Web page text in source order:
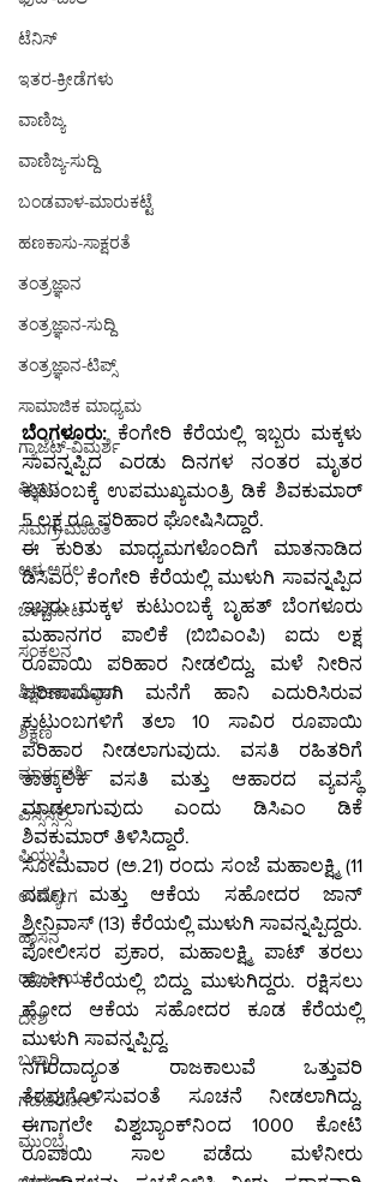
ಟೆನಿಸ್
ಇತರ-ಕ್ರೀಡೆಗಳು
ವಾಣಿಜ್ಯ
ವಾಣಿಜ್ಯ-ಸುದ್ದಿ
ಬಂಡವಾಳ-ಮಾರುಕಟ್ಟೆ
ಹಣಕಾಸು-ಸಾಕ್ಷರತೆ
ತಂತ್ರಜ್ಞಾನ
ತಂತ್ರಜ್ಞಾನ-ಸುದ್ದಿ
ತಂತ್ರಜ್ಞಾನ-ಟಿಪ್ಸ್
ಸಾಮಾಜಿಕ ಮಾಧ್ಯಮ
ಗ್ಯಾಜೆಟ್-ವಿಮರ್ಶೆ
ವಿಜ್ಞಾನ
ಸಮಗ್ರ-ಮಾಹಿತಿ
ಆಳ-ಅಗಲ
ಒಳನೋಟ
ಸಂಕಲನ
ಶಿಕ್ಷಣ-ಉದ್ಯೋಗ
ಶಿಕ್ಷಣ
ಮಾರ್ಗದರ್ಶಿ
ಎಸ್ಸೆಸ್ಸೆಲ್ಸಿ
ಪಿಯುಸಿ
ಉದ್ಯೋಗ
ಹಾಸನ
ರಾಜಕೀಯ
ದೇಶ
ಬಳ್ಳಾರಿ
ಗಡಚಿರೋಲಿ
ಮುಂಬೈ
ಬೆಂಗಳೂರು: ಕೆಂಗೇರಿ ಕೆರೆಯಲ್ಲಿ ಇಬ್ಬರು ಮಕ್ಕಳು
ಸಾವನ್ನಪ್ಪಿದ ಎರಡು ದಿನಗಳ ನಂತರ ಮೃತರ
ಕುಟುಂಬಕ್ಕೆ ಉಪಮುಖ್ಯಮಂತ್ರಿ ಡಿಕೆ ಶಿವಕುಮಾರ್
5 ಲಕ್ಷ ರೂ ಪರಿಹಾರ ಘೋಷಿಸಿದ್ದಾರೆ.
ಈ ಕುರಿತು ಮಾಧ್ಯಮಗಳೊಂದಿಗೆ ಮಾತನಾಡಿದ
ಡಿಸಿಎಂ, ಕೆಂಗೇರಿ ಕೆರೆಯಲ್ಲಿ ಮುಳುಗಿ ಸಾವನ್ನಪ್ಪಿದ
ಇಬ್ಬರು ಮಕ್ಕಳ ಕುಟುಂಬಕ್ಕೆ ಬೃಹತ್ ಬೆಂಗಳೂರು
ಮಹಾನಗರ ಪಾಲಿಕೆ (ಬಿಬಿಎಂಪಿ) ಐದು ಲಕ್ಷ
ರೂಪಾಯಿ ಪರಿಹಾರ ನೀಡಲಿದ್ದು, ಮಳೆ ನೀರಿನ
ಪರಿಣಾಮವಾಗಿ ಮನೆಗೆ ಹಾನಿ ಎದುರಿಸಿರುವ
ಕುಟುಂಬಗಳಿಗೆ ತಲಾ 10 ಸಾವಿರ ರೂಪಾಯಿ
ಪರಿಹಾರ ನೀಡಲಾಗುವುದು. ವಸತಿ ರಹಿತರಿಗೆ
ತಾತ್ಕಾಲಿಕ ವಸತಿ ಮತ್ತು ಆಹಾರದ ವ್ಯವಸ್ಥೆ
ಮಾಡಲಾಗುವುದು ಎಂದು ಡಿಸಿಎಂ ಡಿಕೆ
ಶಿವಕುಮಾರ್ ತಿಳಿಸಿದ್ದಾರೆ.
ಸೋಮವಾರ (ಅ.21) ರಂದು ಸಂಜೆ ಮಹಾಲಕ್ಷ್ಮಿ (11
ವರ್ಷ) ಮತ್ತು ಆಕೆಯ ಸಹೋದರ ಜಾನ್
ಶ್ರೀನಿವಾಸ್ (13) ಕೆರೆಯಲ್ಲಿ ಮುಳುಗಿ ಸಾವನ್ನಪ್ಪಿದ್ದರು.
ಪೋಲೀಸರ ಪ್ರಕಾರ, ಮಹಾಲಕ್ಷ್ಮಿ ಪಾಟ್ ತರಲು
ಹೋಗಿ ಕೆರೆಯಲ್ಲಿ ಬಿದ್ದು ಮುಳುಗಿದ್ದರು. ರಕ್ಷಿಸಲು
ಹೋದ ಆಕೆಯ ಸಹೋದರ ಕೂಡ ಕೆರೆಯಲ್ಲಿ
ಮುಳುಗಿ ಸಾವನ್ನಪ್ಪಿದ್ದ.
ನಗರದಾದ್ಯಂತ ರಾಜಕಾಲುವೆ ಒತ್ತುವರಿ
ತೆರವುಗೊಳಿಸುವಂತೆ ಸೂಚನೆ ನೀಡಲಾಗಿದ್ದು,
ಈಗಾಗಲೇ ವಿಶ್ವಬ್ಯಾಂಕ್‌ನಿಂದ 1000 ಕೋಟಿ
ರೂಪಾಯಿ ಸಾಲ ಪಡೆದು ಮಳೆನೀರು